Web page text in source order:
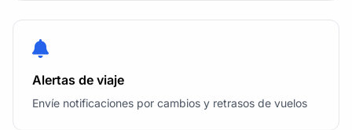
Alertas de viaje
Envíe notificaciones por cambios y retrasos de vuelos